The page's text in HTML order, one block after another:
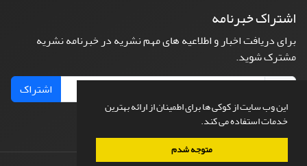
این وب سایت از کوکی ها برای اطمینان از ارائه بهترین
خدمات استفاده می کند.
متوجه شدم
اشتراک خبرنامه
برای دریافت اخبار و اطلاعیه های مهم نشریه در خبرنامه نشریه
مشترک شوید.
اشتراک